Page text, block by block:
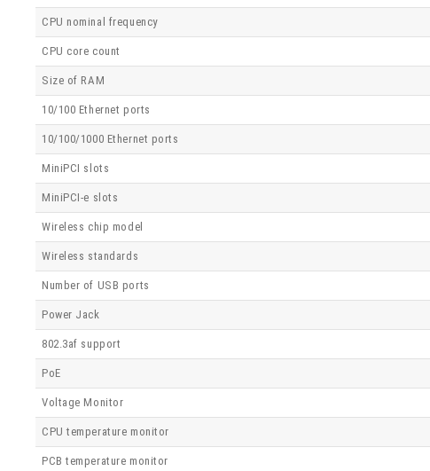
CPU nominal frequency
CPU core count
Size of RAM
10/100 Ethernet ports
10/100/1000 Ethernet ports
MiniPCI slots
MiniPCI-e slots
Wireless chip model
Wireless standards
Number of USB ports
Power Jack
802.3af support
PoE
Voltage Monitor
CPU temperature monitor
PCB temperature monitor